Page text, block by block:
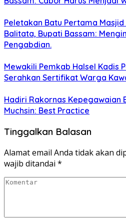
Peletakan Batu Pertama Masjid
Balitata, Bupati Bassam:
Pengabdian.
Mewakili Pemkab Halsel Kadis
Serahkan Sertifikat Warga
Hadiri Rakornas Kepegawaian
Muchsin: Best Practice
Tinggalkan Balasan
Alamat email Anda tidak akan
wajib ditandai *